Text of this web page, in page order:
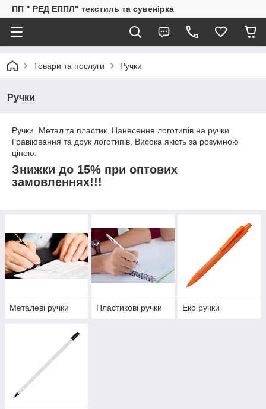
ПП " РЕД ЕППЛ" текстиль та сувенірка
Товари та послуги Ручки
Ручки
Ручки. Метал та пластик. Нанесення логотипів на ручки.
Гравіювання та друк логотипів. Висока якість за розумною
ціною.
Знижки до 15% при оптових
замовленнях!!!
Металеві ручки Пластикові ручки Еко ручки